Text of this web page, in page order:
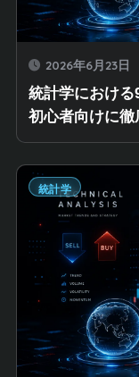
2026年6月23日
統計学におけ
初心者向けに徹
統計学